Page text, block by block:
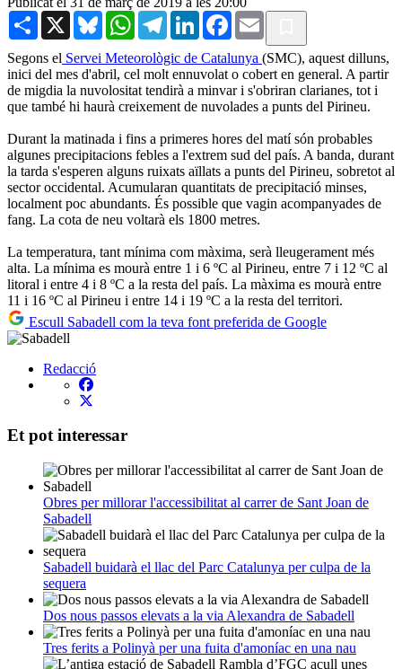
Share X BlueskyWhatsAppTelegramLinkedInFacebook
Email
Segons el Servei Meteorològic de Catalunya (SMC), aquest dilluns,
inici del mes d'abril, cel molt ennuvolat o cobert en general. A partir
de migdia la nuvolositat tendirà a minvar i s'obriran clarianes, tot i
que també hi haurà creixement de nuvolades a punts del Pirineu.
Durant la matinada i fins a primeres hores del matí són probables
algunes precipitacions febles a l'extrem sud del país. A banda, durant
la tarda s'esperen alguns ruixats aïllats a punts del Pirineu, sobretot al
sector occidental. Acumularan quantitats de precipitació minses,
localment poc abundants. És possible que vagin acompanyades de
fang. La cota de neu voltarà els 1800 metres.
La temperatura, tant mínima com màxima, serà lleugerament més
alta. La mínima es mourà entre 1 i 6 ºC al Pirineu, entre 7 i 12 ºC al
litoral i entre 4 i 8 ºC a la resta del país. La màxima es mourà entre
11 i 16 ºC al Pirineu i entre 14 i 19 ºC a la resta del territori.
Escull Sabadell com la teva font preferida de Google
Redacció
Et pot interessar
Obres per millorar l'accessibilitat al carrer de Sant Joan de
Sabadell
Sabadell buidarà el llac del Parc Catalunya per culpa de la
sequera
Dos nous passos elevats a la via Alexandra de Sabadell
Tres ferits a Polinyà per una fuita d'amoníac en una nau